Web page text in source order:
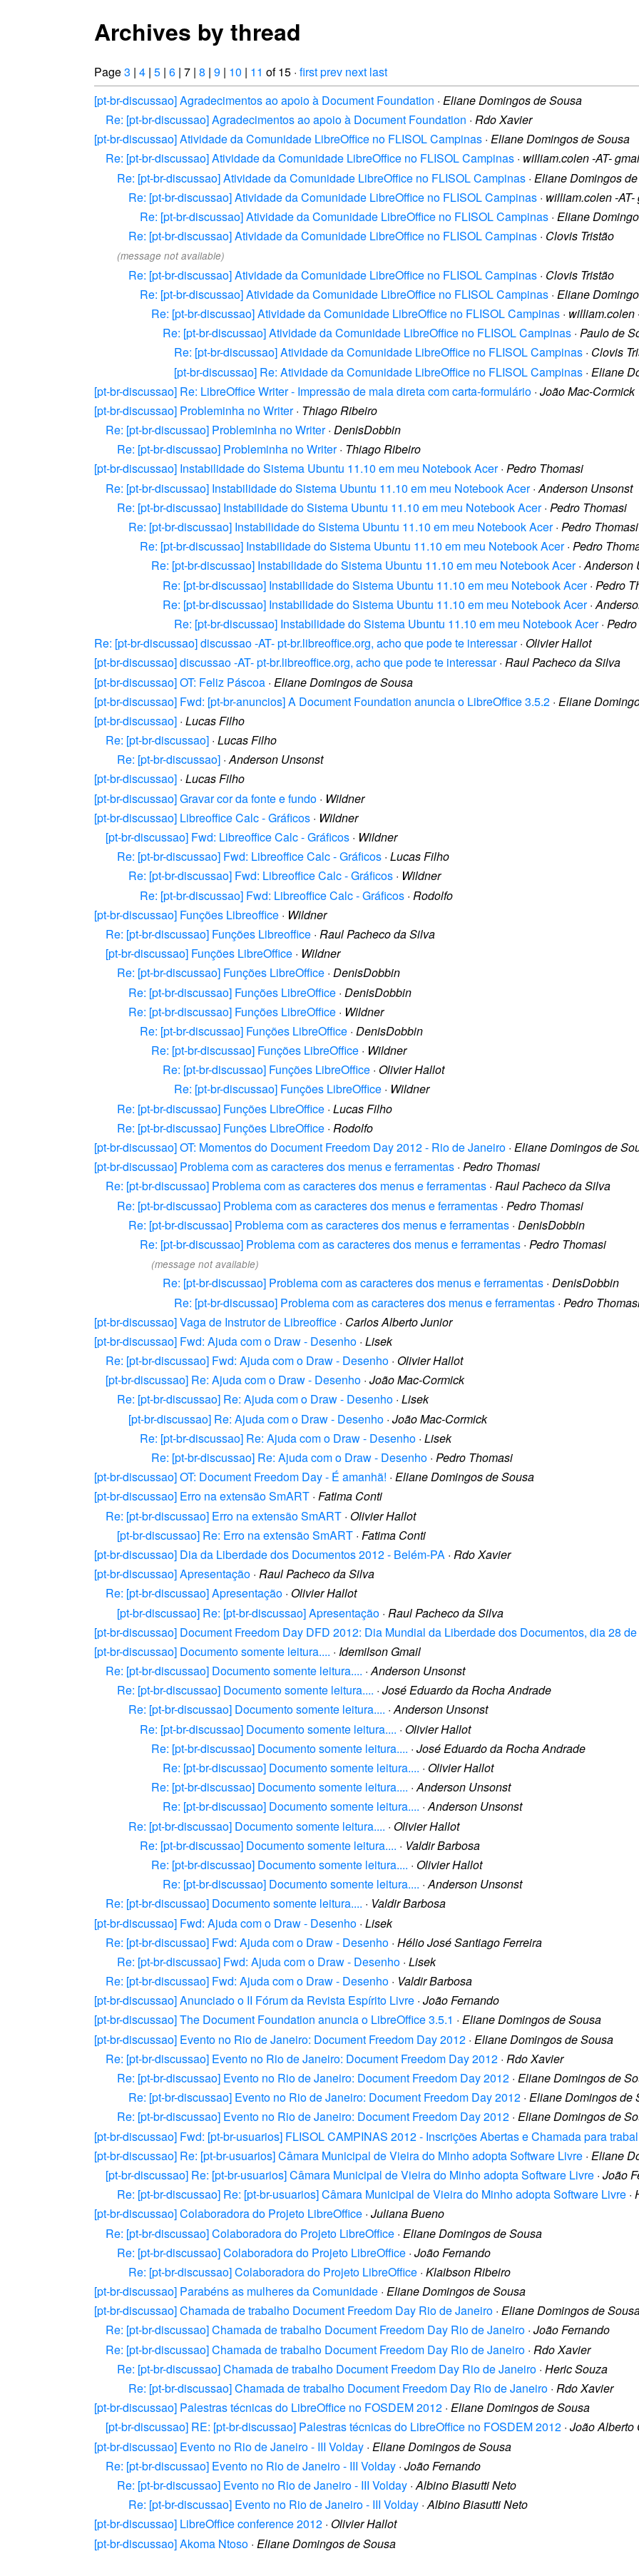
Archives by thread
Page3 | 4 | 5 | 6 | 7 | 8 | 9 | 10 | 11 of 15 · firstprev next last
[pt-br-discussao] Agradecimentos ao apoio à Document Foundation · Eliane Domingos de Sousa
Re: [pt-br-discussao] Agradecimentos ao apoio à Document Foundation · Rdo Xavier
[pt-br-discussao] Atividade da Comunidade LibreOffice no FLISOL Campinas · Eliane Domingos de Sousa
Re: [pt-br-discussao] Atividade da Comunidade LibreOffice no FLISOL Campinas · william.colen -AT-
Re: [pt-br-discussao] Atividade da Comunidade LibreOffice no FLISOL Campinas · Eliane Domingos
Re: [pt-br-discussao] Atividade da Comunidade LibreOffice no FLISOL Campinas · william.colen -
Re: [pt-br-discussao] Atividade da Comunidade LibreOffice no FLISOL Campinas · Eliane
Re: [pt-br-discussao] Atividade da Comunidade LibreOffice no FLISOL Campinas · Clovis Tristão
(message not available)
Re: [pt-br-discussao] Atividade da Comunidade LibreOffice no FLISOL Campinas · Clovis Tristão
Re: [pt-br-discussao] Atividade da Comunidade LibreOffice no FLISOL Campinas · Eliane
Re: [pt-br-discussao] Atividade da Comunidade LibreOffice no FLISOL Campinas · william.colen
Re: [pt-br-discussao] Atividade da Comunidade LibreOffice no FLISOL Campinas · Paulo de
Re: [pt-br-discussao] Atividade da Comunidade LibreOffice no FLISOL Campinas · Clovis
[pt-br-discussao] Re: Atividade da Comunidade LibreOffice no FLISOL Campinas · Eliane
[pt-br-discussao] Re: LibreOffice Writer - Impressão de mala direta com carta-formulário · João Mac-Cormick
[pt-br-discussao] Probleminha no Writer· Thiago Ribeiro
Re: [pt-br-discussao] Probleminha no Writer· DenisDobbin
Re: [pt-br-discussao] Probleminha no Writer· Thiago Ribeiro
[pt-br-discussao] Instabilidade do Sistema Ubuntu 11.10 em meu Notebook Acer· Pedro Thomasi
Re: [pt-br-discussao] Instabilidade do Sistema Ubuntu 11.10 em meu Notebook Acer·Anderson Unsonst
Re: [pt-br-discussao] Instabilidade do Sistema Ubuntu 11.10 em meu Notebook Acer· Pedro Thomasi
Re: [pt-br-discussao] Instabilidade do Sistema Ubuntu 11.10 em meu Notebook Acer· Pedro Thomasi
Re: [pt-br-discussao] Instabilidade do Sistema Ubuntu 11.10 em meu Notebook Acer· Pedro
Re: [pt-br-discussao] Instabilidade do Sistema Ubuntu 11.10 em meu Notebook Acer·Anderson
Re: [pt-br-discussao] Instabilidade do Sistema Ubuntu 11.10 em meu Notebook Acer· Pedro
Re: [pt-br-discussao] Instabilidade do Sistema Ubuntu 11.10 em meu Notebook Acer·
Re: [pt-br-discussao] Instabilidade do Sistema Ubuntu 11.10 em meu Notebook Acer·
Re: [pt-br-discussao] discussao -AT- pt-br.libreoffice.org, acho que pode te interessar· Olivier Hallot
[pt-br-discussao] discussao -AT- pt-br.libreoffice.org, acho que pode te interessar· Raul Pacheco da Silva
[pt-br-discussao] OT: Feliz Páscoa · Eliane Domingos de Sousa
[pt-br-discussao] Fwd: [pt-br-anuncios] A Document Foundation anuncia o LibreOffice 3.5.2 · Eliane
[pt-br-discussao] · Lucas Filho
Re: [pt-br-discussao] · Lucas Filho
Re: [pt-br-discussao] ·Anderson Unsonst
[pt-br-discussao] · Lucas Filho
[pt-br-discussao] Gravar cor da fonte e fundo · Wildner
[pt-br-discussao] Libreoffice Calc - Gráficos · Wildner
[pt-br-discussao] Fwd: Libreoffice Calc - Gráficos · Wildner
Re: [pt-br-discussao] Fwd: Libreoffice Calc - Gráficos · Lucas Filho
Re: [pt-br-discussao] Fwd: Libreoffice Calc - Gráficos · Wildner
Re: [pt-br-discussao] Fwd: Libreoffice Calc - Gráficos · Rodolfo
[pt-br-discussao] Funções Libreoffice · Wildner
Re: [pt-br-discussao] Funções Libreoffice · Raul Pacheco da Silva
[pt-br-discussao] Funções LibreOffice · Wildner
Re: [pt-br-discussao] Funções LibreOffice · DenisDobbin
Re: [pt-br-discussao] Funções LibreOffice · DenisDobbin
Re: [pt-br-discussao] Funções LibreOffice · Wildner
Re: [pt-br-discussao] Funções LibreOffice · DenisDobbin
Re: [pt-br-discussao] Funções LibreOffice · Wildner
Re: [pt-br-discussao] Funções LibreOffice · Olivier Hallot
Re: [pt-br-discussao] Funções LibreOffice · Wildner
Re: [pt-br-discussao] Funções LibreOffice · Lucas Filho
Re: [pt-br-discussao] Funções LibreOffice · Rodolfo
[pt-br-discussao] OT: Momentos do Document Freedom Day 2012 - Rio de Janeiro · Eliane Domingos de
[pt-br-discussao] Problema com as caracteres dos menus e ferramentas · Pedro Thomasi
Re: [pt-br-discussao] Problema com as caracteres dos menus e ferramentas · Raul Pacheco da Silva
Re: [pt-br-discussao] Problema com as caracteres dos menus e ferramentas · Pedro Thomasi
Re: [pt-br-discussao] Problema com as caracteres dos menus e ferramentas · DenisDobbin
Re: [pt-br-discussao] Problema com as caracteres dos menus e ferramentas · Pedro Thomasi
(message not available)
Re: [pt-br-discussao] Problema com as caracteres dos menus e ferramentas · DenisDobbin
Re: [pt-br-discussao] Problema com as caracteres dos menus e ferramentas · Pedro
[pt-br-discussao] Vaga de Instrutor de Libreoffice · Carlos Alberto Junior
[pt-br-discussao] Fwd: Ajuda com o Draw - Desenho · Lisek
Re: [pt-br-discussao] Fwd: Ajuda com o Draw - Desenho · Olivier Hallot
[pt-br-discussao] Re: Ajuda com o Draw - Desenho · João Mac-Cormick
Re: [pt-br-discussao] Re: Ajuda com o Draw - Desenho · Lisek
[pt-br-discussao] Re: Ajuda com o Draw - Desenho · João Mac-Cormick
Re: [pt-br-discussao] Re: Ajuda com o Draw - Desenho · Lisek
Re: [pt-br-discussao] Re: Ajuda com o Draw - Desenho · Pedro Thomasi
[pt-br-discussao] OT: Document Freedom Day - É amanhã! · Eliane Domingos de Sousa
[pt-br-discussao] Erro na extensão SmART · Fatima Conti
Re: [pt-br-discussao] Erro na extensão SmART · Olivier Hallot
[pt-br-discussao] Re: Erro na extensão SmART · Fatima Conti
[pt-br-discussao] Dia da Liberdade dos Documentos 2012 - Belém-PA · Rdo Xavier
[pt-br-discussao] Apresentação · Raul Pacheco da Silva
Re: [pt-br-discussao] Apresentação · Olivier Hallot
[pt-br-discussao] Re: [pt-br-discussao] Apresentação · Raul Pacheco da Silva
[pt-br-discussao] Document Freedom Day DFD 2012: Dia Mundial da Liberdade dos Documentos, dia 28
[pt-br-discussao] Documento somente leitura.... · Idemilson Gmail
Re: [pt-br-discussao] Documento somente leitura.... ·Anderson Unsonst
Re: [pt-br-discussao] Documento somente leitura.... · José Eduardo da Rocha Andrade
Re: [pt-br-discussao] Documento somente leitura.... ·Anderson Unsonst
Re: [pt-br-discussao] Documento somente leitura.... · Olivier Hallot
Re: [pt-br-discussao] Documento somente leitura.... · José Eduardo da Rocha Andrade
Re: [pt-br-discussao] Documento somente leitura.... · Olivier Hallot
Re: [pt-br-discussao] Documento somente leitura.... ·Anderson Unsonst
Re: [pt-br-discussao] Documento somente leitura.... ·Anderson Unsonst
Re: [pt-br-discussao] Documento somente leitura.... · Olivier Hallot
Re: [pt-br-discussao] Documento somente leitura.... · Valdir Barbosa
Re: [pt-br-discussao] Documento somente leitura.... · Olivier Hallot
Re: [pt-br-discussao] Documento somente leitura.... ·Anderson Unsonst
Re: [pt-br-discussao] Documento somente leitura.... · Valdir Barbosa
[pt-br-discussao] Fwd: Ajuda com o Draw - Desenho · Lisek
Re: [pt-br-discussao] Fwd: Ajuda com o Draw - Desenho · Hélio José Santiago Ferreira
Re: [pt-br-discussao] Fwd: Ajuda com o Draw - Desenho · Lisek
Re: [pt-br-discussao] Fwd: Ajuda com o Draw - Desenho · Valdir Barbosa
[pt-br-discussao] Anunciado o II Fórum da Revista Espírito Livre · João Fernando
[pt-br-discussao] The Document Foundation anuncia o LibreOffice 3.5.1 · Eliane Domingos de Sousa
[pt-br-discussao] Evento no Rio de Janeiro: Document Freedom Day 2012 · Eliane Domingos de Sousa
Re: [pt-br-discussao] Evento no Rio de Janeiro: Document Freedom Day 2012 · Rdo Xavier
Re: [pt-br-discussao] Evento no Rio de Janeiro: Document Freedom Day 2012 · Eliane Domingos de
Re: [pt-br-discussao] Evento no Rio de Janeiro: Document Freedom Day 2012 · Eliane Domingos de
Re: [pt-br-discussao] Evento no Rio de Janeiro: Document Freedom Day 2012 · Eliane Domingos de
[pt-br-discussao] Fwd: [pt-br-usuarios] FLISOL CAMPINAS 2012 - Inscrições Abertas e Chamada para
[pt-br-discussao] Re: [pt-br-usuarios] Câmara Municipal de Vieira do Minho adopta Software Livre · Eliane
[pt-br-discussao] Re: [pt-br-usuarios] Câmara Municipal de Vieira do Minho adopta Software Livre · João
Re: [pt-br-discussao] Re: [pt-br-usuarios] Câmara Municipal de Vieira do Minho adopta Software Livre ·
[pt-br-discussao] Colaboradora do Projeto LibreOffice · Juliana Bueno
Re: [pt-br-discussao] Colaboradora do Projeto LibreOffice · Eliane Domingos de Sousa
Re: [pt-br-discussao] Colaboradora do Projeto LibreOffice · João Fernando
Re: [pt-br-discussao] Colaboradora do Projeto LibreOffice · Klaibson Ribeiro
[pt-br-discussao] Parabéns as mulheres da Comunidade · Eliane Domingos de Sousa
[pt-br-discussao] Chamada de trabalho Document Freedom Day Rio de Janeiro · Eliane Domingos de
Re: [pt-br-discussao] Chamada de trabalho Document Freedom Day Rio de Janeiro · João Fernando
Re: [pt-br-discussao] Chamada de trabalho Document Freedom Day Rio de Janeiro · Rdo Xavier
Re: [pt-br-discussao] Chamada de trabalho Document Freedom Day Rio de Janeiro · Heric Souza
Re: [pt-br-discussao] Chamada de trabalho Document Freedom Day Rio de Janeiro · Rdo Xavier
[pt-br-discussao] Palestras técnicas do LibreOffice no FOSDEM 2012 · Eliane Domingos de Sousa
[pt-br-discussao] RE: [pt-br-discussao] Palestras técnicas do LibreOffice no FOSDEM 2012 · João Alberto
[pt-br-discussao] Evento no Rio de Janeiro - III Volday · Eliane Domingos de Sousa
Re: [pt-br-discussao] Evento no Rio de Janeiro - III Volday · João Fernando
Re: [pt-br-discussao] Evento no Rio de Janeiro - III Volday ·Albino Biasutti Neto
Re: [pt-br-discussao] Evento no Rio de Janeiro - III Volday ·Albino Biasutti Neto
[pt-br-discussao] LibreOffice conference 2012 · Olivier Hallot
[pt-br-discussao] Akoma Ntoso · Eliane Domingos de Sousa